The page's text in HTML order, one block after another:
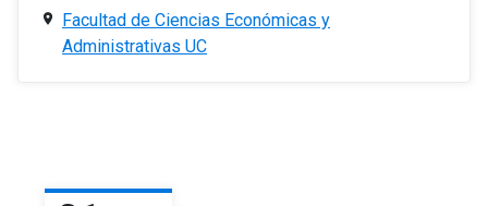
Facultad de Ciencias Económicas y
Administrativas UC